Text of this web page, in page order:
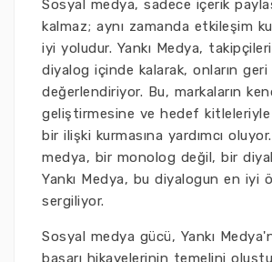
Sosyal medya, sadece içerik
kalmaz; aynı zamanda etkileşim
iyi yoludur. Yankı Medya,
diyalog içinde kalarak, onların
değerlendiriyor. Bu, markaların
geliştirmesine ve hedef
bir ilişki kurmasına yardımcı
medya, bir monolog değil, bir
Yankı Medya, bu diyalogun en iyi
sergiliyor.
Sosyal medya gücü, Yankı
başarı hikayelerinin temelini